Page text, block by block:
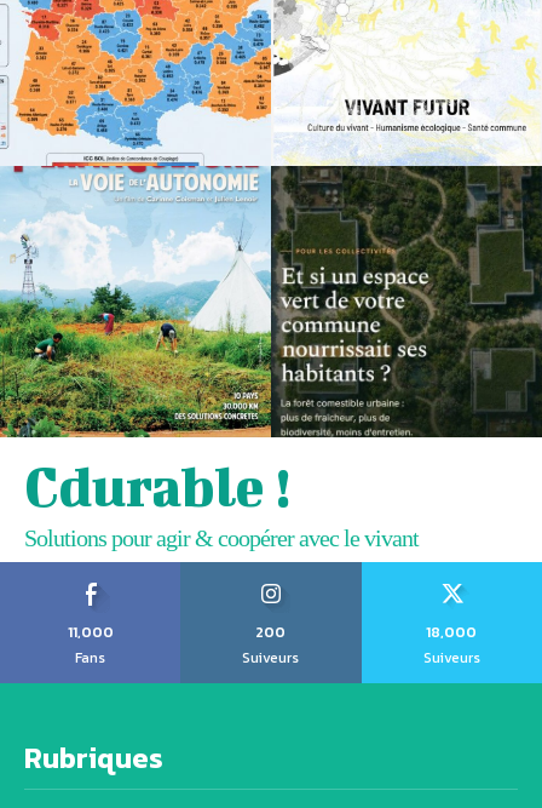
Cdurable !
Solutions pour agir & coopérer avec le vivant
11,000
Fans
200
Suiveurs
18,000
Suiveurs
Rubriques